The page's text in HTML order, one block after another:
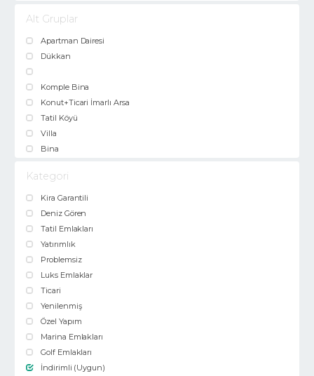
Alt Gruplar
Apartman Dairesi
Dükkan
Komple Bina
Konut+Ticari İmarlı Arsa
Tatil Köyü
Villa
Bina
Kategori
Kira Garantili
Deniz Gören
Tatil Emlakları
Yatırımlık
Problemsiz
Luks Emlaklar
Ticari
Yenilenmiş
Özel Yapım
Marina Emlakları
Golf Emlakları
İndirimli (Uygun)